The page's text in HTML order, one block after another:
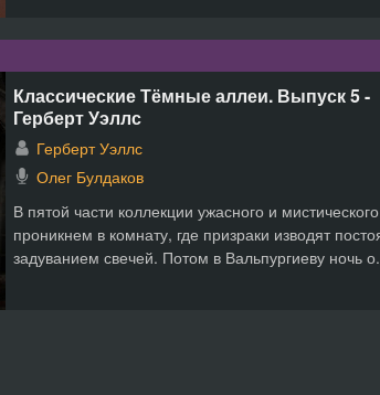
Классические Тёмные аллеи. Выпуск 5 -
Герберт Уэллс
Герберт Уэллс
Олег Булдаков
В пятой части коллекции ужасного и
проникнем в комнату, где призраки изводят
задуванием свечей. Потом в Вальпургиеву ночь